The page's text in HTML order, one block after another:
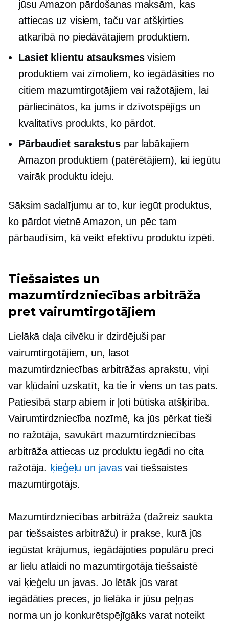
jūsu Amazon pārdošanas maksām, kas
attiecas uz visiem, taču var atšķirties
atkarībā no piedāvātajiem produktiem.
Lasiet klientu atsauksmesvisiem
produktiem vai zīmoliem, ko iegādāsities no
citiem mazumtirgotājiem vai ražotājiem, lai
pārliecinātos, ka jums ir dzīvotspējīgs un
kvalitatīvs produkts, ko pārdot.
Pārbaudiet sarakstus par labākajiem
Amazon produktiem (patērētājiem), lai iegūtu
vairāk produktu ideju.
Sāksim sadalījumu ar to, kur iegūt produktus,
ko pārdot vietnē Amazon, un pēc tam
pārbaudīsim, kā veikt efektīvu produktu izpēti.
Tiešsaistes un
mazumtirdzniecības arbitrāža
pret vairumtirgotājiem
Lielākā daļa cilvēku ir dzirdējuši par
vairumtirgotājiem, un, lasot
mazumtirdzniecības arbitrāžas aprakstu, viņi
var kļūdaini uzskatīt, ka tie ir viens un tas pats.
Patiesībā starp abiem ir ļoti būtiska atšķirība.
Vairumtirdzniecība nozīmē, ka jūs pērkat tieši
no ražotāja, savukārt mazumtirdzniecības
arbitrāža attiecas uz produktu iegādi no cita
ražotāja. ķieģeļu un javasvai tiešsaistes
mazumtirgotājs.
Mazumtirdzniecības arbitrāža (dažreiz saukta
par tiešsaistes arbitrāžu) ir prakse, kurā jūs
iegūstat krājumus, iegādājoties populāru preci
ar lielu atlaidi no mazumtirgotāja tiešsaistē
vai ķieģeļu un javas. Jo lētāk jūs varat
iegādāties preces, jo lielāka ir jūsu peļņas
norma un jo konkurētspējīgāks varat noteikt